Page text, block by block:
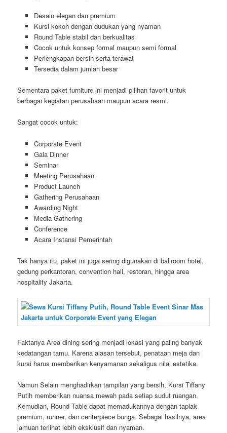
Desain elegan dan premium
Kursi kokoh dengan dudukan yang nyaman
Round Table stabil dan berkualitas
Cocok untuk konsep formal maupun semi formal
Perlengkapan bersih serta terawat
Tersedia dalam jumlah besar
Sementara paket furniture ini menjadi pilihan favorit untuk
berbagai kegiatan perusahaan maupun acara resmi.
Sangat cocok untuk:
Corporate Event
Gala Dinner
Seminar
Meeting Perusahaan
Product Launch
Gathering Perusahaan
Awarding Night
Media Gathering
Conference
Acara Instansi Pemerintah
Tak hanya itu, paket ini juga sering digunakan di ballroom hotel,
gedung perkantoran, convention hall, restoran, hingga area
hospitality Jakarta.
Faktanya Area dining sering menjadi lokasi yang paling banyak
kedatangan tamu. Karena alasan tersebut, penataan meja dan
kursi harus memberikan kenyamanan sekaligus nilai estetika.
Namun Selain menghadirkan tampilan yang bersih, Kursi Tiffany
Putih memberikan nuansa mewah pada setiap sudut ruangan.
Kemudian, Round Table dapat memadukannya dengan taplak
premium, runner, dan centerpiece bunga. Sebagai hasilnya, area
jamuan terlihat lebih eksklusif dan nyaman.